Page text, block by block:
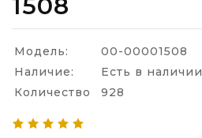
1508
Модель:
00-00001508
Наличие:
Есть в наличии
Количество
928